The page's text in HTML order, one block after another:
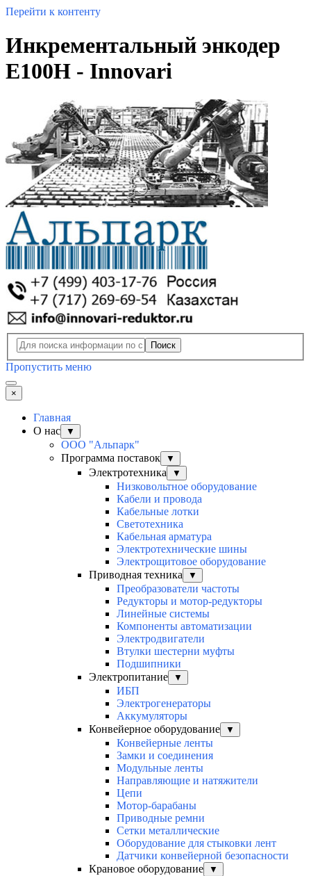
Перейти к контенту
Инкрементальный энкодер
E100H - Innovari
Поиск
Пропустить меню
×
Главная
О нас
▼
ООО "Альпарк"
Программа поставок
▼
Электротехника ▼
Низковольтное оборудование
Кабели и провода
Кабельные лотки
Светотехника
Кабельная арматура
Электротехнические шины
Электрощитовое оборудование
Приводная техника
▼
Преобразователи частоты
Редукторы и мотор-редукторы
Линейные системы
Компоненты автоматизации
Электродвигатели
Втулки шестерни муфты
Подшипники
Электропитание
▼
ИБП
Электрогенераторы
Аккумуляторы
Конвейерное оборудование
▼
Конвейерные ленты
Замки и соединения
Модульные ленты
Направляющие и натяжители
Цепи
Мотор-барабаны
Приводные ремни
Сетки металлические
Оборудование для стыковки лент
Датчики конвейерной безопасности
Крановое оборудование
▼